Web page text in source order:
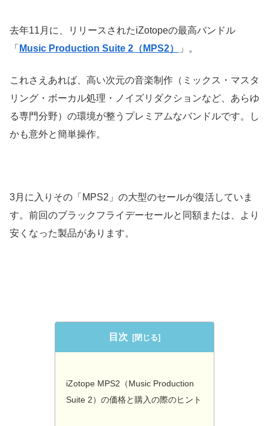
去年11月に、リリースされたiZotopeの最高バンドル
「 Music Production Suite 2（MPS2） 」。
これさえあれば、高い次元の音楽制作（ミックス・マスタ
リング・ボーカル処理・ノイズリダクションなど、あらゆ
る専門分野）の環境が整うプレミアムなバンドルです。し
かも意外と簡単操作。
3月に入りその「MPS2」の大型のセールが復活していま
す。前回のブラックフライデーセールと同額または、より
安くなった製品があります。
目次
iZotope MPS2（Music Production
Suite 2）の価格と購入の際のヒント